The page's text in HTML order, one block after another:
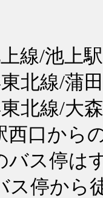
/池上
北線/蒲
北線/大
からの
停はす
ス停から